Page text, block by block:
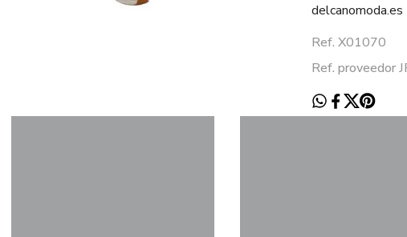
delcanomoda.es
Ref. X01070
Ref. proveedor